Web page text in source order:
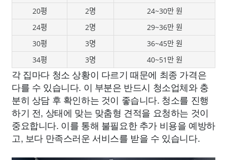
20평
2명
24~30만 원
24평
2명
29~36만 원
30평
3명
36~45만 원
34평
3명 40~51만 원
각 집마다 청소 상황이 다르기 때문에 최종 가격은
다를 수 있습니다. 이 부분은 반드시 청소업체와 충
분히 상담 후 확인하는 것이 좋습니다. 청소를 진행
하기 전, 상태에 맞는 맞춤형 견적을 요청하는 것이
중요합니다. 이를 통해 불필요한 추가 비용을 예방하
고, 보다 만족스러운 서비스를 받을 수 있습니다.